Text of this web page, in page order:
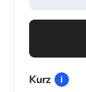
Kurz